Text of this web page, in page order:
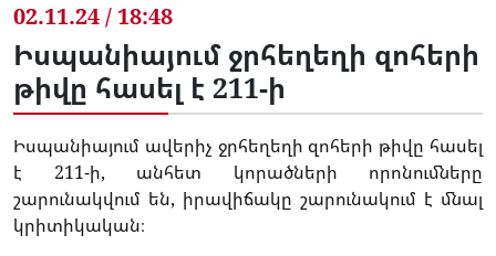
02.11.24 / 18:48
Իսպանիայում ջրհեղեղի զոհերի
թիվը հասել է 211-ի
Իսպանիայում ավերիչ ջրհեղեղի զոհերի թիվը հասել
է 211-ի, անհետ կորածների որոնումները
շարունակվում են, իրավիճակը շարունակում է մնալ
կրիտիկական։